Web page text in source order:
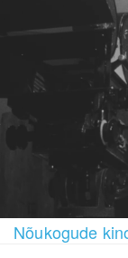
Nõukogude